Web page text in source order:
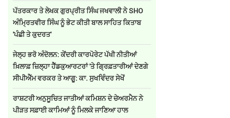
ਪੱਤਰਕਾਰ ਤੇ ਲੇਖਕ ਗੁਰਪ੍ਰੀਤ ਸਿੰਘ ਜਖਵਾਲੀ ਨੇ SHO
ਅੰਮ੍ਰਿਤਵੀਰ ਸਿੰਘ ਨੂੰ ਭੇਟ ਕੀਤੀ ਬਾਲ ਸਾਹਿਤ ਕਿਤਾਬ
'ਪੰਛੀ ਤੇ ਕੁਦਰਤ'
ਜੇਲ੍ਹ ਭਰੋ ਅੰਦੋਲਨ: ਕੇਂਦਰੀ ਕਾਰਪੋਰੇਟ ਪੱਖੀ ਨੀਤੀਆਂ
ਖ਼ਿਲਾਫ਼ ਜ਼ਿਲ੍ਹਾ ਹੈੱਡਕੁਆਰਟਰਾਂ 'ਤੇ ਗ੍ਰਿਫ਼ਤਾਰੀਆਂ ਦੇਣਗੇ
ਸੀਪੀਐੱਮ ਵਰਕਰ ਤੇ ਆਗੂ: ਕਾ. ਸੁਖਵਿੰਦਰ ਸੇਖੋਂ
ਰਾਸ਼ਟਰੀ ਅਨੁਸੂਚਿਤ ਜਾਤੀਆਂ ਕਮਿਸ਼ਨ ਦੇ ਚੇਅਰਮੈਨ ਨੇ
ਪੀੜਤ ਸਫ਼ਾਈ ਕਾਮਿਆਂ ਨੂੰ ਮਿਲਕੇ ਜਾਣਿਆ ਹਾਲ